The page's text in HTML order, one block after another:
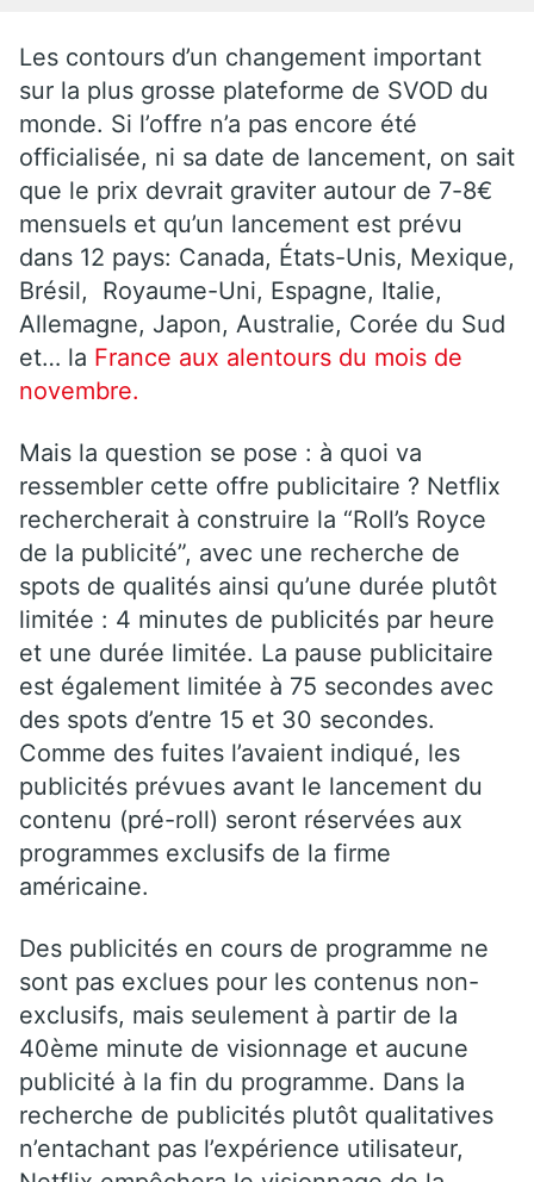
Les contours d’un changement important
sur la plus grosse plateforme de SVOD du
monde. Si l’offre n’a pas encore été
officialisée, ni sa date de lancement, on sait
que le prix devrait graviter autour de 7-8€
mensuels et qu’un lancement est prévu
dans 12 pays: Canada, États-Unis, Mexique,
Brésil, Royaume-Uni, Espagne, Italie,
Allemagne, Japon, Australie, Corée du Sud
et… la France aux alentours du mois de
novembre.
Mais la question se pose : à quoi va
ressembler cette offre publicitaire ? Netflix
rechercherait à construire la “Roll’s Royce
de la publicité”, avec une recherche de
spots de qualités ainsi qu’une durée plutôt
limitée : 4 minutes de publicités par heure
et une durée limitée. La pause publicitaire
est également limitée à 75 secondes avec
des spots d’entre 15 et 30 secondes.
Comme des fuites l’avaient indiqué, les
publicités prévues avant le lancement du
contenu (pré-roll) seront réservées aux
programmes exclusifs de la firme
américaine.
Des publicités en cours de programme ne
sont pas exclues pour les contenus non-
exclusifs, mais seulement à partir de la
40ème minute de visionnage et aucune
publicité à la fin du programme. Dans la
recherche de publicités plutôt qualitatives
n’entachant pas l’expérience utilisateur,